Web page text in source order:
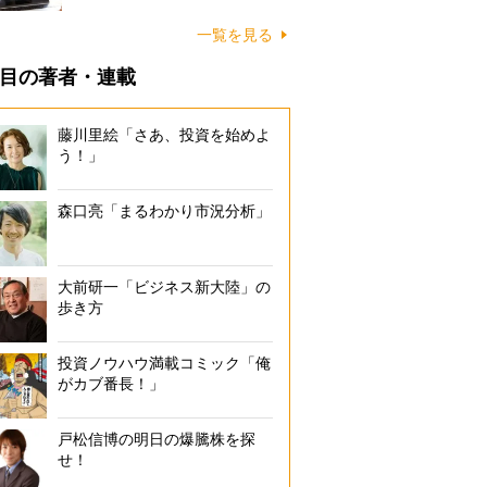
一覧を見る
の著者・連載
藤川里絵「さあ、投資を始めよ
う！」
森口亮「まるわかり市況分析」
大前研一「ビジネス新大陸」の
歩き方
投資ノウハウ満載コミック「俺
がカブ番長！」
戸松信博の明日の爆騰株を探
せ！